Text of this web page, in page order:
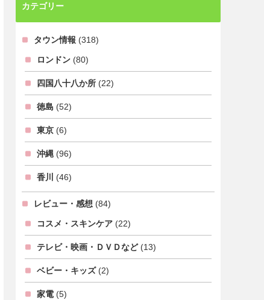
カテゴリー
タウン情報 (318)
ロンドン (80)
四国八十八か所 (22)
徳島 (52)
東京 (6)
沖縄 (96)
香川 (46)
レビュー・感想 (84)
コスメ・スキンケア (22)
テレビ・映画・ＤＶＤなど(13)
ベビー・キッズ(2)
家電 (5)